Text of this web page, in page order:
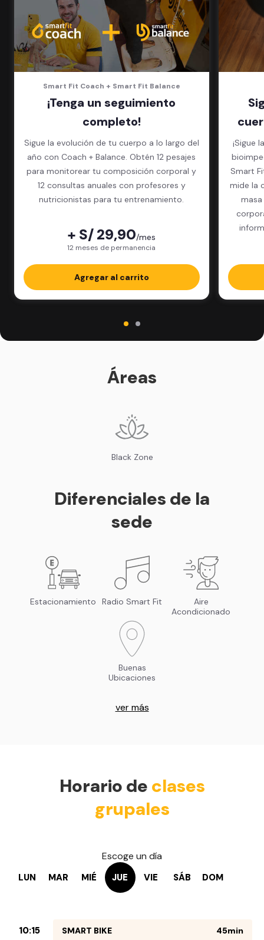
que quieras
Smart Fit Coach + Smart Fit Balance
¡Tenga un seguimiento
completo!
Sigue la evolución de tu cuerpo a lo largo del
año con Coach + Balance. Obtén 12 pesajes
para monitorear tu composición corporal y
12 consultas anuales con profesores y
nutricionistas para tu entrenamiento.
+ S/ 29,90/mes
12 meses de permanencia
Agregar al carrito
¡Sigue
Smart Fit App. El
mide la
Áreas
Black Zone
Diferenciales de la
sede
Estacionamiento Radio Smart Fit
Aire
Acondicionado
Buenas
Ubicaciones
ver más
Horario de clases
grupales
Escoge un día
LUN MAR MIÉ JUE VIE SÁB DOM
10:15 SMART BIKE 45min